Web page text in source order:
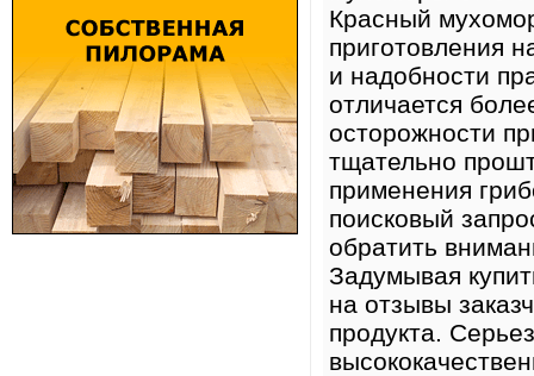
Красный
приготовления
и надобности
отличается
осторожности
тщательно
применения
поисковый
обратить
Задумывая
на отзывы
продукта.